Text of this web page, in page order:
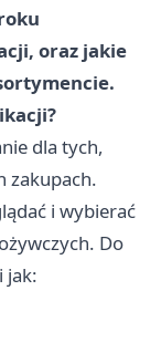
oraz jakie
dla tych,
zakupach.
i wybierać
Do
jak: